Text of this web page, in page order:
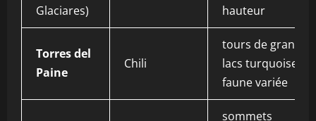
Glaciares)
hauteur
Torres del
Paine
Chili
tours de granit,
lacs turquoise,
faune variée
sommets